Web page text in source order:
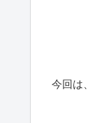
今回は